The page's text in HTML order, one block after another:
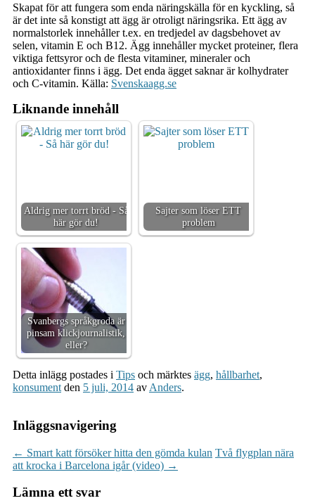
Skapat för att fungera som enda näringskälla för en kyckling, så
är det inte så konstigt att ägg är otroligt näringsrika. Ett ägg av
normalstorlek innehåller t.ex. en tredjedel av dagsbehovet av
selen, vitamin E och B12. Ägg innehåller mycket proteiner, flera
viktiga fettsyror och de flesta vitaminer, mineraler och
antioxidanter finns i ägg. Det enda ägget saknar är kolhydrater
och C-vitamin. Källa: Svenskaagg.se
Liknande innehåll
Aldrig mer torrt bröd - Så
här gör du!
Sajter som löser ETT
problem
Svanbergs språkgroda är
pinsam klickjournalistik,
eller?
Detta inlägg postades i Tips och märktes ägg, hållbarhet,
konsument den 5 juli, 2014 av Anders.
Inläggsnavigering
← Smart katt försöker hitta den gömda kulan Två flygplan nära
att krocka i Barcelona igår (video) →
Lämna ett svar